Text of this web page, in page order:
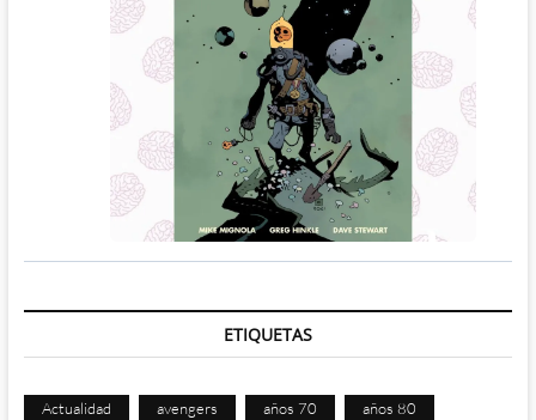
ETIQUETAS
Actualidad avengers años 70 años 80